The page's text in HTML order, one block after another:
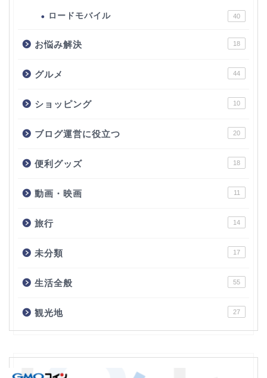
ロードモバイル 40
お悩み解決 18
グルメ 44
ショッピング 10
ブログ運営に役立つ 20
便利グッズ 18
動画・映画 11
旅行 14
未分類 17
生活全般 55
観光地 27